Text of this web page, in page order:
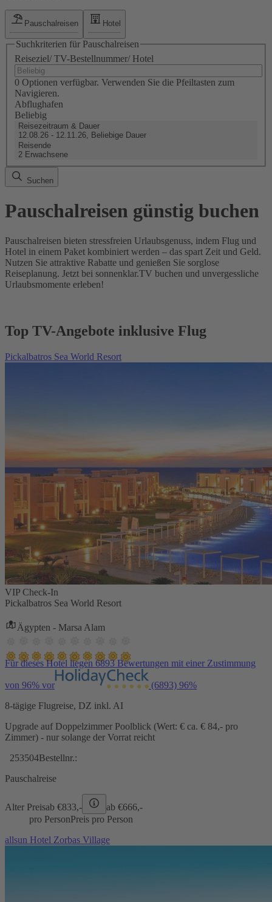
Pauschalreisen Hotel
Suchkriterien für Pauschalreisen
Reiseziel/ TV-Bestellnummer/ Hotel
0 Optionen verfügbar. Verwenden Sie die Pfeiltasten zum
Navigieren.
Abflughafen
Beliebig
Reisezeitraum & Dauer
12.08.26 - 12.11.26, Beliebige Dauer
Reisende
2 Erwachsene
Suchen
Pauschalreisen günstig buchen
Pauschalreisen bieten stressfreien Urlaubsgenuss, indem Flug und
Hotel in einem Paket kombiniert werden – das spart Zeit und Geld.
Nutzen Sie attraktive Rabatte und genießen Sie sorglose
Reiseplanung. Jetzt bei sonnenklar.TV buchen und unvergessliche
Urlaubsmomente erleben!
Top TV-Angebote inklusive Flug
Pickalbatros Sea World Resort
VIP Check-In
Pickalbatros Sea World Resort
Ägypten - Marsa Alam
Für dieses Hotel liegen 6893 Bewertungen mit einer Zustimmung
von 96% vor (6893) 96%
8-tägige Flugreise, DZ inkl. AI
Upgrade auf Doppelzimmer Poolblick (Wert: € ca. € 84,- pro
Zimmer) - nur solange der Vorrat reicht
253504Bestellnr.:
Pauschalreise
Alter Preisab €833,- ab €666,-
pro PersonPreis pro Person
allsun Hotel Zorbas Village